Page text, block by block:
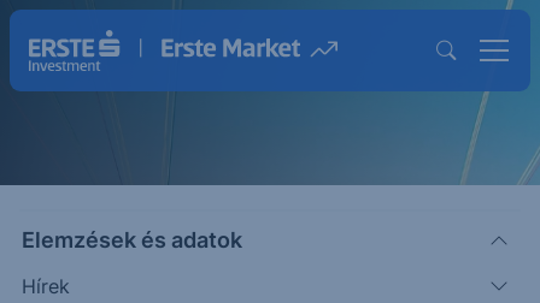
Elemzések és adatok
Hírek